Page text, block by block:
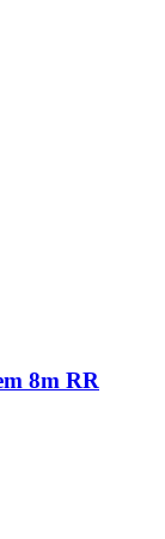
8m RR